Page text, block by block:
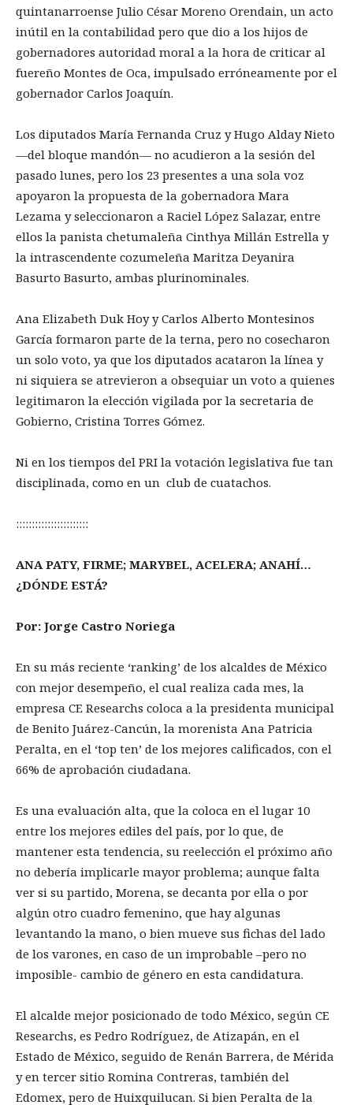
quintanarroense Julio César Moreno Orendain, un acto
inútil en la contabilidad pero que dio a los hijos de
gobernadores autoridad moral a la hora de criticar al
fuereño Montes de Oca, impulsado erróneamente por el
gobernador Carlos Joaquín.
Los diputados María Fernanda Cruz y Hugo Alday Nieto
—del bloque mandón— no acudieron a la sesión del
pasado lunes, pero los 23 presentes a una sola voz
apoyaron la propuesta de la gobernadora Mara
Lezama y seleccionaron a Raciel López Salazar, entre
ellos la panista chetumaleña Cinthya Millán Estrella y
la intrascendente cozumeleña Maritza Deyanira
Basurto Basurto, ambas plurinominales.
Ana Elizabeth Duk Hoy y Carlos Alberto Montesinos
García formaron parte de la terna, pero no cosecharon
un solo voto, ya que los diputados acataron la línea y
ni siquiera se atrevieron a obsequiar un voto a quienes
legitimaron la elección vigilada por la secretaria de
Gobierno, Cristina Torres Gómez.
Ni en los tiempos del PRI la votación legislativa fue tan
disciplinada, como en un club de cuatachos.
:::::::::::::::::::::::
ANA PATY, FIRME; MARYBEL, ACELERA; ANAHÍ…
¿DÓNDE ESTÁ?
Por: Jorge Castro Noriega
En su más reciente ‘ranking’ de los alcaldes de México
con mejor desempeño, el cual realiza cada mes, la
empresa CE Researchs coloca a la presidenta municipal
de Benito Juárez-Cancún, la morenista Ana Patricia
Peralta, en el ‘top ten’ de los mejores calificados, con el
66% de aprobación ciudadana.
Es una evaluación alta, que la coloca en el lugar 10
entre los mejores ediles del país, por lo que, de
mantener esta tendencia, su reelección el próximo año
no debería implicarle mayor problema; aunque falta
ver si su partido, Morena, se decanta por ella o por
algún otro cuadro femenino, que hay algunas
levantando la mano, o bien mueve sus fichas del lado
de los varones, en caso de un improbable –pero no
imposible- cambio de género en esta candidatura.
El alcalde mejor posicionado de todo México, según CE
Researchs, es Pedro Rodríguez, de Atizapán, en el
Estado de México, seguido de Renán Barrera, de Mérida
y en tercer sitio Romina Contreras, también del
Edomex, pero de Huixquilucan. Si bien Peralta de la